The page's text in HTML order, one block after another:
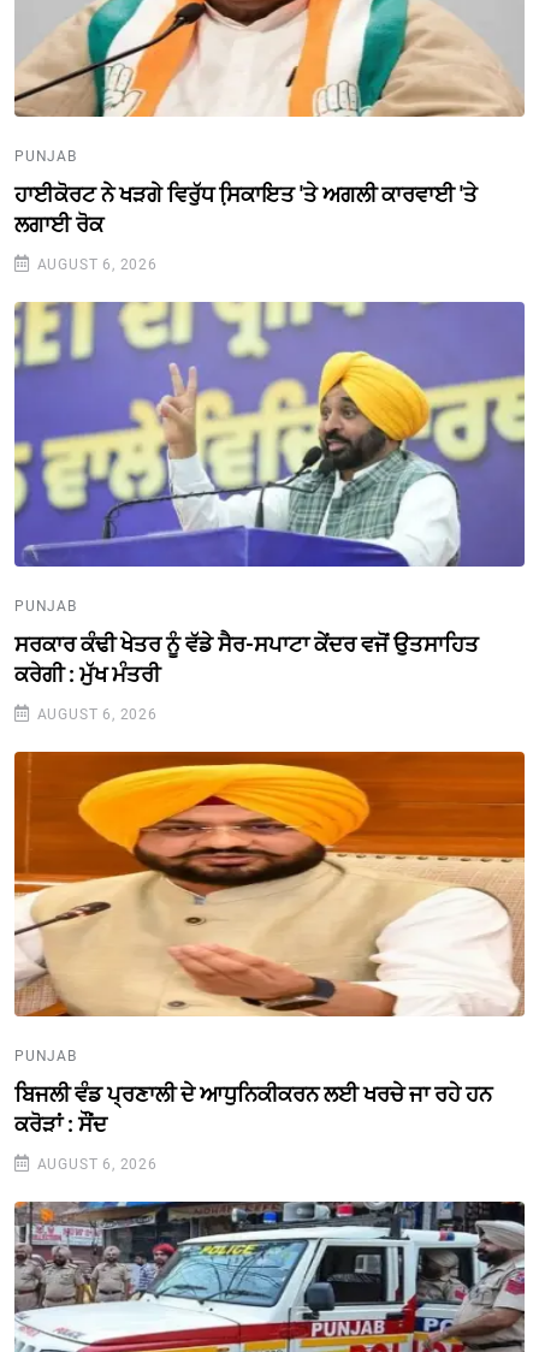
PUNJAB
ਹਾਈਕੋਰਟ ਨੇ ਖੜਗੇ ਵਿਰੁੱਧ ਸਿ਼ਕਾਇਤ 'ਤੇ ਅਗਲੀ ਕਾਰਵਾਈ 'ਤੇ
ਲਗਾਈ ਰੋਕ
AUGUST 6, 2026
PUNJAB
ਸਰਕਾਰ ਕੰਢੀ ਖੇਤਰ ਨੂੰ ਵੱਡੇ ਸੈਰ-ਸਪਾਟਾ ਕੇਂਦਰ ਵਜੋਂ ਉਤਸਾਹਿਤ
ਕਰੇਗੀ : ਮੁੱਖ ਮੰਤਰੀ
AUGUST 6, 2026
PUNJAB
ਬਿਜਲੀ ਵੰਡ ਪ੍ਰਣਾਲੀ ਦੇ ਆਧੁਨਿਕੀਕਰਨ ਲਈ ਖਰਚੇ ਜਾ ਰਹੇ ਹਨ
ਕਰੋੜਾਂ : ਸੌਂਦ
AUGUST 6, 2026